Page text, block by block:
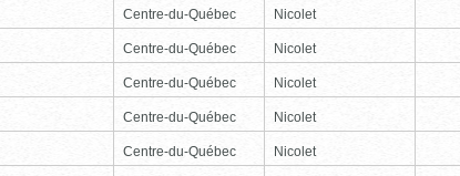
Centre-du-Québec Nicolet
Centre-du-Québec Nicolet
Centre-du-Québec Nicolet
Centre-du-Québec Nicolet
Centre-du-Québec Nicolet